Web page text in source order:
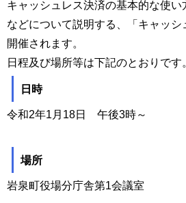
キャッシュレス決済の基本的な使
などについて説明する、「キャッ
開催されます。
日程及び場所等は下記のとおりです
日時
令和2年1月18日 午後3時～
場所
岩泉町役場分庁舎第1会議室